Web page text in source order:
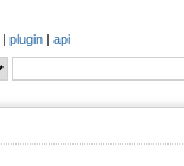
| plugin | api